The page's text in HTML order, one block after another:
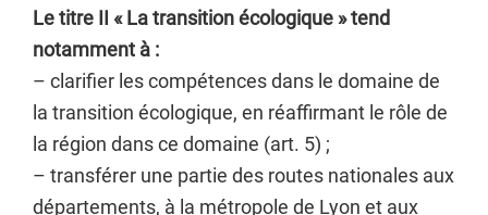
Le titre II « La transition écologique » tend
notamment à :
– clarifier les compétences dans le domaine de
la transition écologique, en réaffirmant le rôle de
la région dans ce domaine (art. 5) ;
– transférer une partie des routes nationales aux
départements, à la métropole de Lyon et aux